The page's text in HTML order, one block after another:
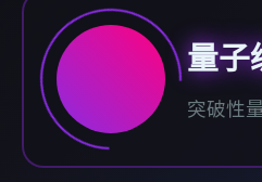
量子
突破性